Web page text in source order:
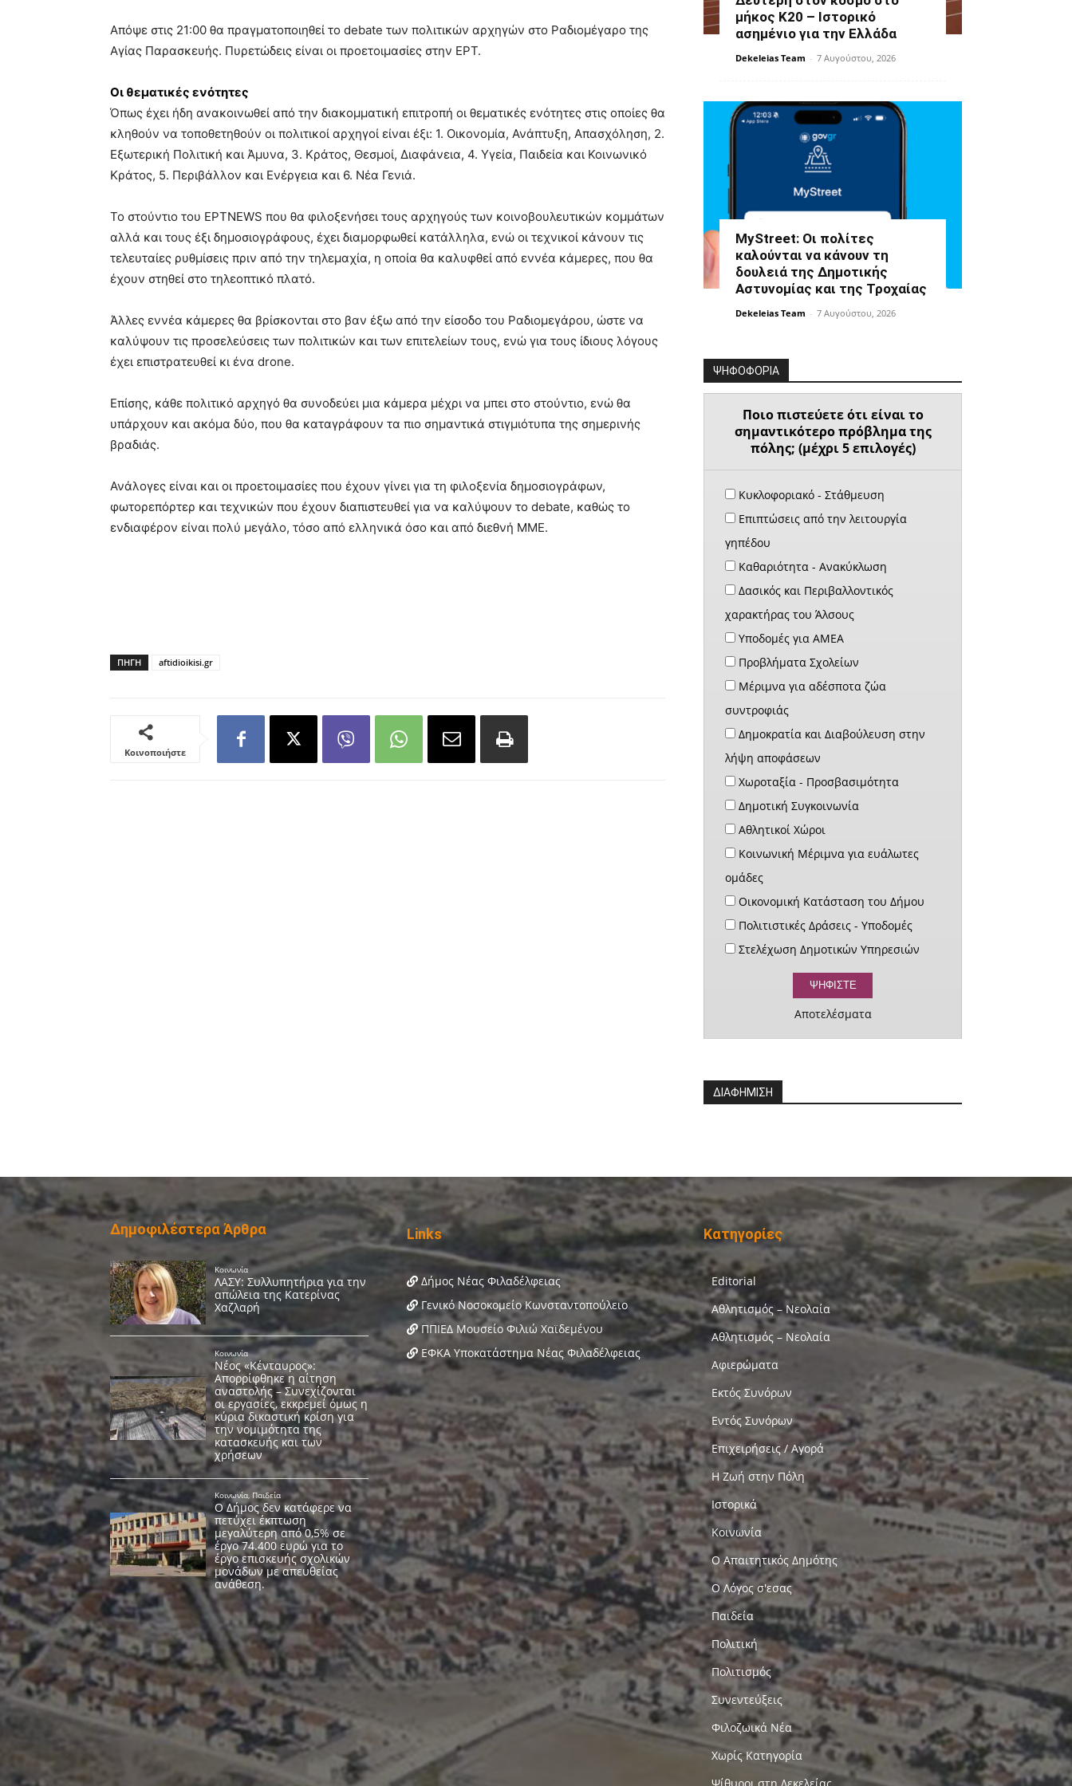
Απόψε στις 21:00 θα πραγματοποιηθεί το debate των πολιτικών αρχηγών στο Ραδιομέγαρο της
Αγίας Παρασκευής. Πυρετώδεις είναι οι προετοιμασίες στην ΕΡΤ.
Οι θεματικές ενότητες
Όπως έχει ήδη ανακοινωθεί από την διακομματική επιτροπή οι θεματικές ενότητες στις οποίες θα
κληθούν να τοποθετηθούν οι πολιτικοί αρχηγοί είναι έξι: 1. Οικονομία, Ανάπτυξη, Απασχόληση, 2.
Εξωτερική Πολιτική και Άμυνα, 3. Κράτος, Θεσμοί, Διαφάνεια, 4. Υγεία, Παιδεία και Κοινωνικό
Κράτος, 5. Περιβάλλον και Ενέργεια και 6. Νέα Γενιά.
Το στούντιο του ΕΡΤNEWS που θα φιλοξενήσει τους αρχηγούς των κοινοβουλευτικών κομμάτων
αλλά και τους έξι δημοσιογράφους, έχει διαμορφωθεί κατάλληλα, ενώ οι τεχνικοί κάνουν τις
τελευταίες ρυθμίσεις πριν από την τηλεμαχία, η οποία θα καλυφθεί από εννέα κάμερες, που θα
έχουν στηθεί στο τηλεοπτικό πλατό.
Άλλες εννέα κάμερες θα βρίσκονται στο βαν έξω από την είσοδο του Ραδιομεγάρου, ώστε να
καλύψουν τις προσελεύσεις των πολιτικών και των επιτελείων τους, ενώ για τους ίδιους λόγους
έχει επιστρατευθεί κι ένα drone.
Επίσης, κάθε πολιτικό αρχηγό θα συνοδεύει μια κάμερα μέχρι να μπει στο στούντιο, ενώ θα
υπάρχουν και ακόμα δύο, που θα καταγράφουν τα πιο σημαντικά στιγμιότυπα της σημερινής
βραδιάς.
Ανάλογες είναι και οι προετοιμασίες που έχουν γίνει για τη φιλοξενία δημοσιογράφων,
φωτορεπόρτερ και τεχνικών που έχουν διαπιστευθεί για να καλύψουν το debate, καθώς το
ενδιαφέρον είναι πολύ μεγάλο, τόσο από ελληνικά όσο και από διεθνή ΜΜΕ.
ΠΗΓΗ aftidioikisi.gr
Κοινοποιήστε
μήκος Κ20 – Ιστορικό
ασημένιο για την Ελλάδα
Dekeleias Team - 7 Αυγούστου, 2026
MyStreet: Οι πολίτες
καλούνται να κάνουν τη
δουλειά της Δημοτικής
Αστυνομίας και της Τροχαίας
Dekeleias Team - 7 Αυγούστου, 2026
ΨΗΦΟΦΟΡΙΑ
Ποιο πιστεύετε ότι είναι το
σημαντικότερο πρόβλημα της
πόλης; (μέχρι 5 επιλογές)
Κυκλοφοριακό - Στάθμευση
Επιπτώσεις από την λειτουργία
γηπέδου
Καθαριότητα - Ανακύκλωση
Δασικός και Περιβαλλοντικός
χαρακτήρας του Άλσους
Υποδομές για ΑΜΕΑ
Προβλήματα Σχολείων
Μέριμνα για αδέσποτα ζώα
συντροφιάς
Δημοκρατία και Διαβούλευση στην
λήψη αποφάσεων
Χωροταξία - Προσβασιμότητα
Δημοτική Συγκοινωνία
Αθλητικοί Χώροι
Κοινωνική Μέριμνα για ευάλωτες
ομάδες
Οικονομική Κατάσταση του Δήμου
Πολιτιστικές Δράσεις - Υποδομές
Στελέχωση Δημοτικών Υπηρεσιών
Αποτελέσματα
ΔΙΑΦΗΜΙΣΗ
Δημοφιλέστερα Άρθρα Links
Δήμος Νέας Φιλαδέλφειας
Γενικό Νοσοκομείο Κωνσταντοπούλειο
ΠΠΙΕΔ Μουσείο Φιλιώ Χαϊδεμένου
ΕΦΚΑ Υποκατάστημα Νέας Φιλαδέλφειας
Κατηγορίες
Editorial
Αθλητισμός – Νεολαία
Αθλητισμός – Νεολαία
Αφιερώματα
Εκτός Συνόρων
Εντός Συνόρων
Επιχειρήσεις / Αγορά
Η Ζωή στην Πόλη
Ιστορικά
Κοινωνία
Ο Απαιτητικός Δημότης
Ο Λόγος σ'εσας
Παιδεία
Πολιτική
Πολιτισμός
Συνεντεύξεις
Φιλοζωικά Νέα
Χωρίς Κατηγορία